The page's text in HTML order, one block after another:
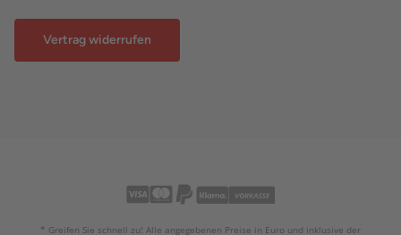
Vertrag widerrufen
* Greifen Sie schnell zu! Alle angegebenen Preise in Euro und inklusive der